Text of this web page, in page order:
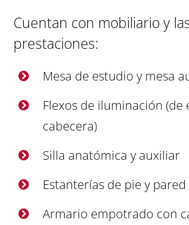
Cuentan con mobiliario y
prestaciones:
Mesa de estudio y mesa
Flexos de iluminación (de
cabecera)
Silla anatómica y auxiliar
Estanterías de pie y pared
Armario empotrado con